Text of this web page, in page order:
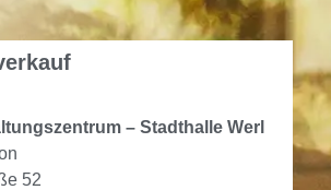
– Stadthalle Werl
52